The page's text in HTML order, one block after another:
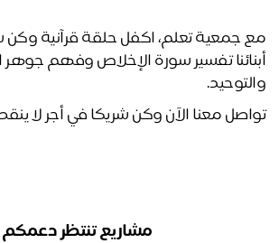
معنا الآن وكن شريكا في أجر لا ينقطع!
مشاريع تنتظر دعمكم